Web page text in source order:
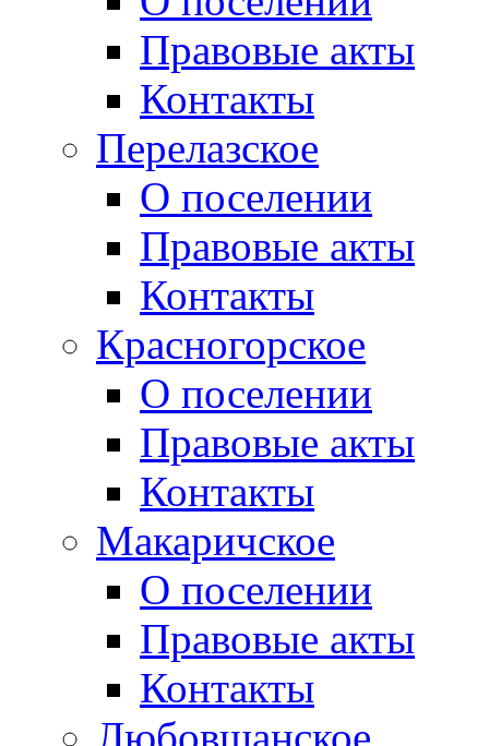
Правовые акты
Контакты
Перелазское
О поселении
Правовые акты
Контакты
Красногорское
О поселении
Правовые акты
Контакты
Макаричское
О поселении
Правовые акты
Контакты
Любовшанское